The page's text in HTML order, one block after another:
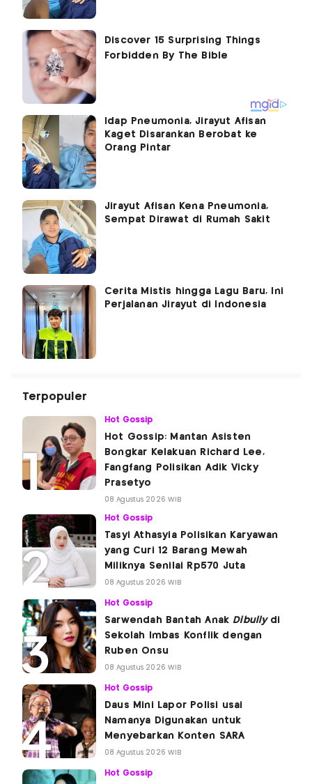
Idap Pneumonia, Jirayut Afisan
Kaget Disarankan Berobat ke
Orang Pintar
Jirayut Afisan Kena Pneumonia,
Sempat Dirawat di Rumah Sakit
Cerita Mistis hingga Lagu Baru, Ini
Perjalanan Jirayut di Indonesia
Terpopuler
Hot Gossip
Hot Gossip: Mantan Asisten
Bongkar Kelakuan Richard Lee,
Fangfang Polisikan Adik Vicky
Prasetyo
08 Agustus 2026 WIB
Hot Gossip
Tasyi Athasyia Polisikan Karyawan
yang Curi 12 Barang Mewah
Miliknya Senilai Rp570 Juta
08 Agustus 2026 WIB
Hot Gossip
Sarwendah Bantah Anak Dibullydi
Sekolah Imbas Konflik dengan
Ruben Onsu
08 Agustus 2026 WIB
Hot Gossip
Daus Mini Lapor Polisi usai
Namanya Digunakan untuk
Menyebarkan Konten SARA
08 Agustus 2026 WIB
Hot Gossip